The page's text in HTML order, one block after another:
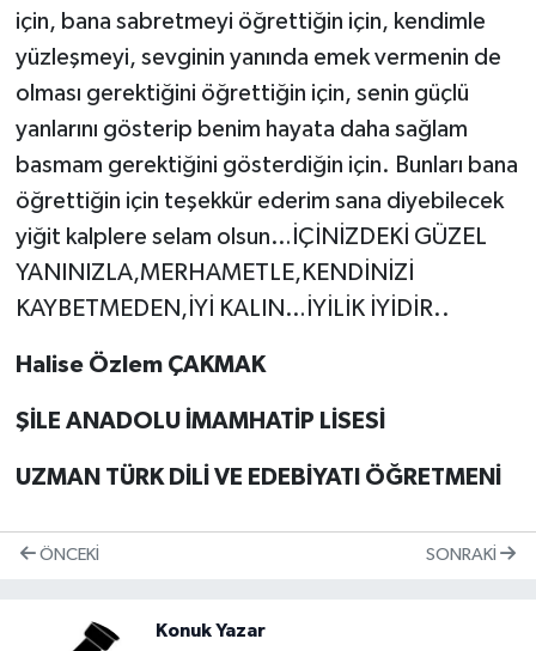
için, bana sabretmeyi öğrettiğin için, kendimle
yüzleşmeyi, sevginin yanında emek vermenin de
olması gerektiğini öğrettiğin için, senin güçlü
yanlarını gösterip benim hayata daha sağlam
basmam gerektiğini gösterdiğin için. Bunları bana
öğrettiğin için teşekkür ederim sana diyebilecek
yiğit kalplere selam olsun…İÇİNİZDEKİ GÜZEL
YANINIZLA,MERHAMETLE,KENDİNİZİ
KAYBETMEDEN,İYİ KALIN…İYİLİK İYİDİR..
Halise Özlem ÇAKMAK
ŞİLE ANADOLU İMAMHATİP LİSESİ
UZMAN TÜRK DİLİ VE EDEBİYATI ÖĞRETMENİ
ÖNCEKI SONRAKI
Konuk Yazar